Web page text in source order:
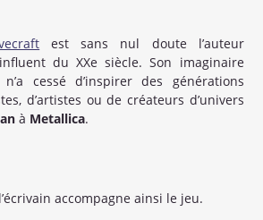
est sans nul doute l’auteur
du XXe siècle. Son imaginaire
cessé d’inspirer des générations
d’artistes ou de créateurs d’univers
à Metallica.
accompagne ainsi le jeu.